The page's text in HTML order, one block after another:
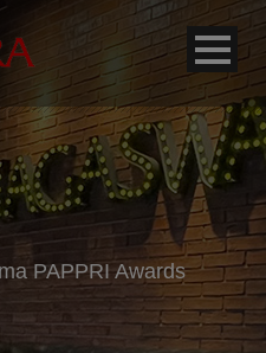
PAPPRI Awards
modal-check